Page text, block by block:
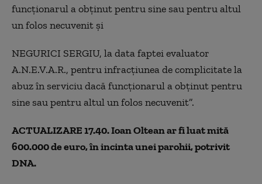
funcționarul a obținut pentru sine sau pentru altul
un folos necuvenit şi
NEGURICI SERGIU, la data faptei evaluator
A.N.E.V.A.R., pentru infracțiunea de complicitate la
abuz în serviciu dacă funcționarul a obținut pentru
sine sau pentru altul un folos necuvenit”.
ACTUALIZARE 17.40. Ioan Oltean ar fi luat mită
600.000 de euro, în incinta unei parohii, potrivit
DNA.